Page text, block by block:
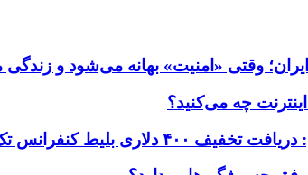
وقتی «امنیت» بهانه می‌شود و زندگی
اینترنت چه می‌کنید؟
بلیط کنفرانس تک‌کرانچ دیسراپت ۲۰۲۶